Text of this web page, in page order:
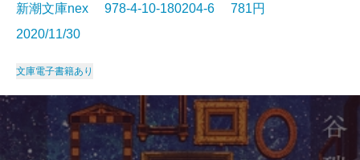
新潮文庫nex 978-4-10-180204-6 781円
2020/11/30
文庫電子書籍あり